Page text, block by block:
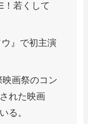
！若くして
』で初主演
画祭のコン
れた映画
る。